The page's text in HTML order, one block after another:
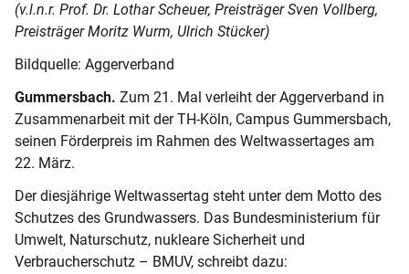
(v.l.n.r. Prof. Dr. Lothar Scheuer, Preisträger Sven Vollberg,
Preisträger Moritz Wurm, Ulrich Stücker)
Bildquelle: Aggerverband
Gummersbach. Zum 21. Mal verleiht der Aggerverband in
Zusammenarbeit mit der TH-Köln, Campus Gummersbach,
seinen Förderpreis im Rahmen des Weltwassertages am
22. März.
Der diesjährige Weltwassertag steht unter dem Motto des
Schutzes des Grundwassers. Das Bundesministerium für
Umwelt, Naturschutz, nukleare Sicherheit und
Verbraucherschutz – BMUV, schreibt dazu: